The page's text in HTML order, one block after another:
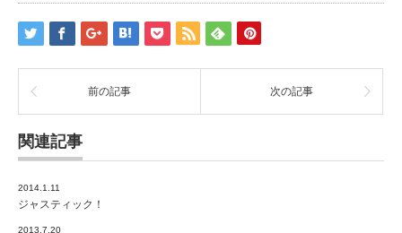
前の記事 次の記事
関連記事
2014.1.11
ジャスティック！
2013.7.20